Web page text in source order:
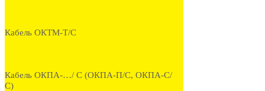
Кабель ОКТМ-Т/С
Кабель ОКПА-…/ С (ОКПА-П/С, ОКПА-С/
С)